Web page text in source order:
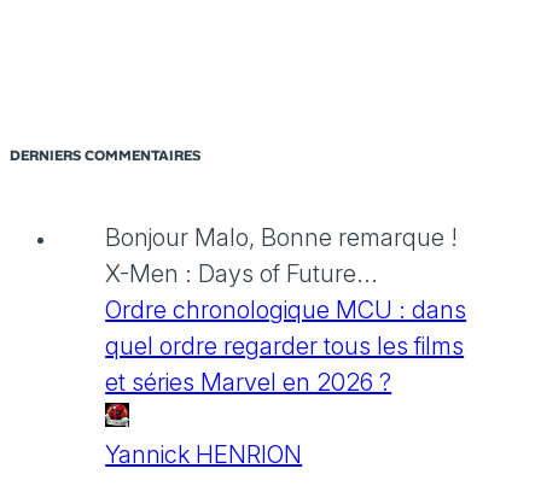
DERNIERS COMMENTAIRES
Bonjour Malo, Bonne remarque !
X-Men : Days of Future...
Ordre chronologique MCU : dans
quel ordre regarder tous les films
et séries Marvel en 2026 ?
Yannick HENRION